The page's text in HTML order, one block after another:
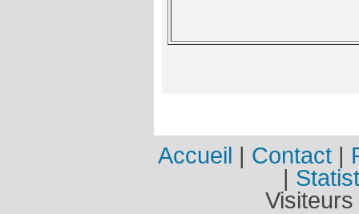
Accueil | Contact |
|